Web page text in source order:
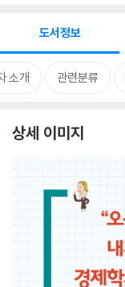
도서정보
소개 관련분류
상세 이미지